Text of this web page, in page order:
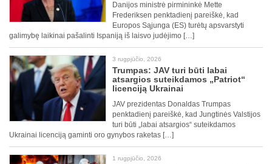
Danijos ministrė pirmininkė Mette
Frederiksen penktadienį pareiškė, kad
Europos Sąjunga (ES) turėtų apsvarstyti
galimybę laikinai pašalinti Ispaniją iš laisvo judėjimo […]
3 rugpjūčio, 2026
Trumpas: JAV turi būti labai
atsargios suteikdamos „Patriot“
licenciją Ukrainai
JAV prezidentas Donaldas Trumpas
penktadienį pareiškė, kad Jungtinės Valstijos
turi būti „labai atsargios“ suteikdamos
Ukrainai licenciją gaminti oro gynybos raketas […]
1 rugpjūčio, 2026